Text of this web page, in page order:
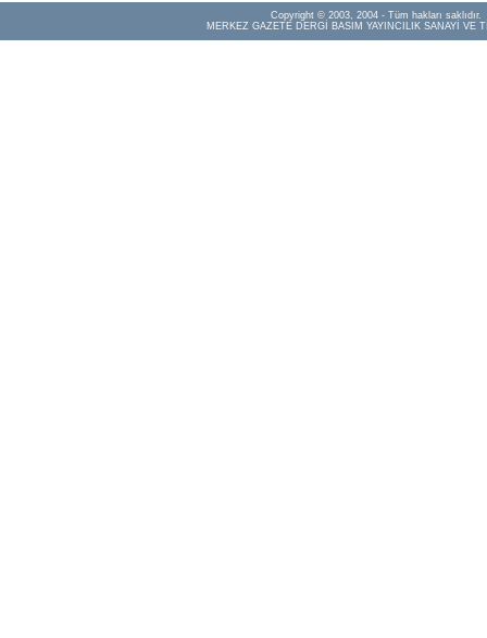
Copyright © 2003, 2004 - Tüm hakları saklıdır.
MERKEZ GAZETE DERGİ BASIM YAYINCILIK SANAYİ VE